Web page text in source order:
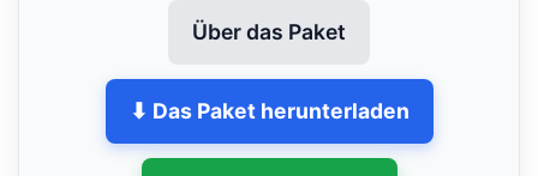
Über das Paket
⬇ Das Paket herunterladen